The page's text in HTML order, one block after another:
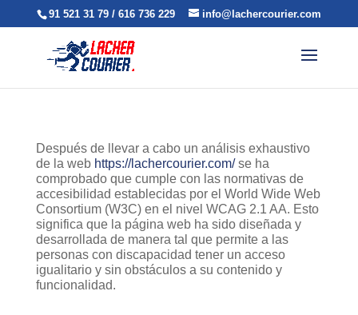
91 521 31 79 / 616 736 229 info@lachercourier.com
Después de llevar a cabo un análisis exhaustivo
de la web https://lachercourier.com/se ha
comprobado que cumple con las normativas de
accesibilidad establecidas por el World Wide Web
Consortium (W3C) en el nivel WCAG 2.1 AA. Esto
significa que la página web ha sido diseñada y
desarrollada de manera tal que permite a las
personas con discapacidad tener un acceso
igualitario y sin obstáculos a su contenido y
funcionalidad.